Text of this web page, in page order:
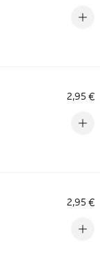
2,95 €
2,95 €